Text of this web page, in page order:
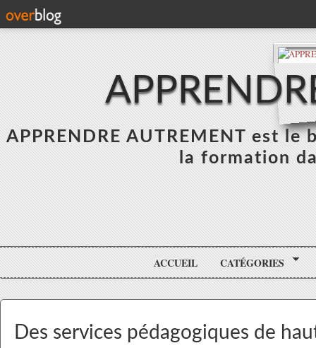
APPRENDRE AUTREMENT est
la formation
ACCUEIL CATÉGORIES
Des services pédagogiques de